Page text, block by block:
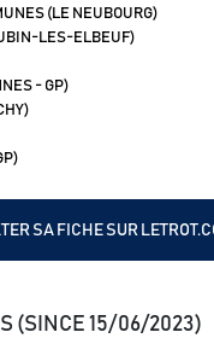
(LE NEUBOURG)
LES-ELBEUF)
- GP)
SA FICHE SUR
(SINCE 15/06/2023)